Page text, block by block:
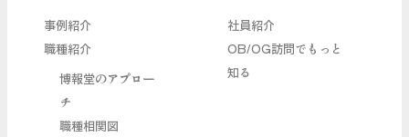
事例紹介
職種紹介
博報堂のアプロー
チ
職種相関図
社員紹介
OB/OG訪問でもっと
知る